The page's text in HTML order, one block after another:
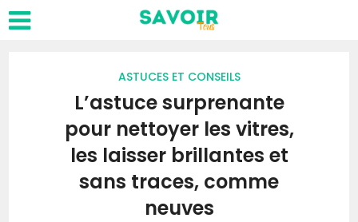
ASTUCES ET CONSEILS
L’astuce surprenante
pour nettoyer les vitres,
les laisser brillantes et
sans traces, comme
neuves